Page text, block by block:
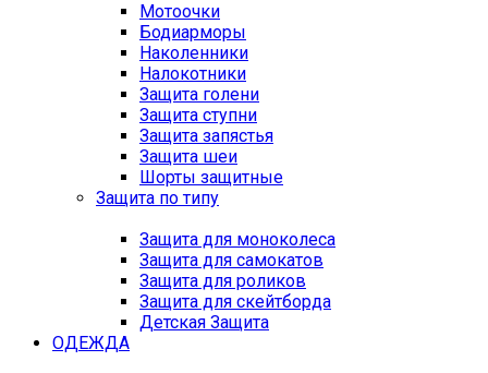
Мотоочки
Бодиарморы
Наколенники
Налокотники
Защита голени
Защита ступни
Защита запястья
Защита шеи
Шорты защитные
Защита по типу
Защита для моноколеса
Защита для самокатов
Защита для роликов
Защита для скейтборда
Детская Защита
ОДЕЖДА